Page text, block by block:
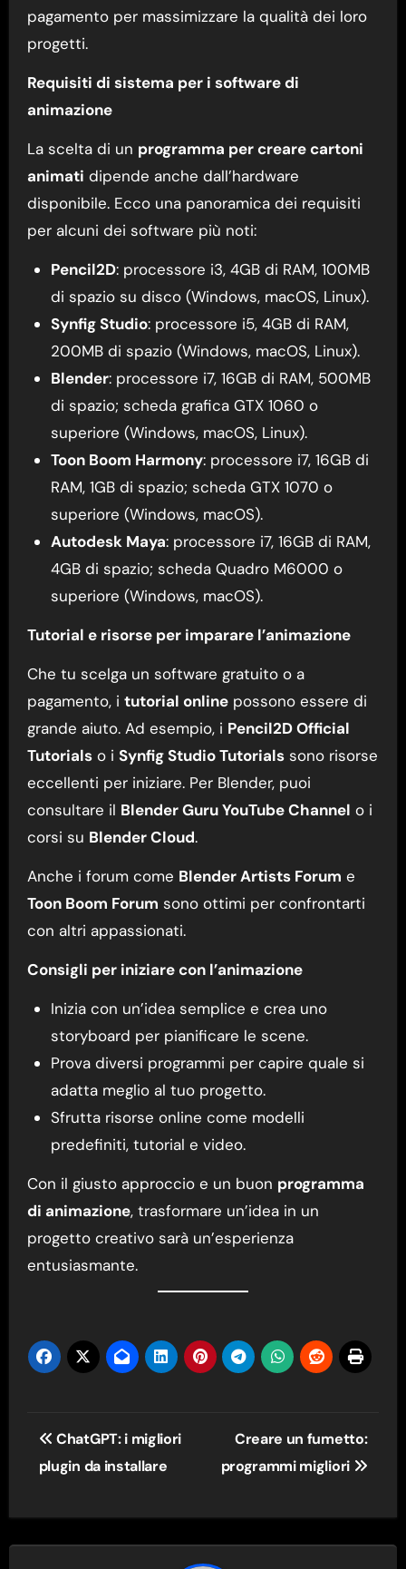
pagamento per massimizzare la qualità dei loro
progetti.
Requisiti di sistema per i software di
animazione
La scelta di un programma per creare cartoni
animati dipende anche dall’hardware
disponibile. Ecco una panoramica dei requisiti
per alcuni dei software più noti:
Pencil2D: processore i3, 4GB di RAM, 100MB
di spazio su disco (Windows, macOS, Linux).
Synfig Studio: processore i5, 4GB di RAM,
200MB di spazio (Windows, macOS, Linux).
Blender: processore i7, 16GB di RAM, 500MB
di spazio; scheda grafica GTX 1060 o
superiore (Windows, macOS, Linux).
Toon Boom Harmony: processore i7, 16GB di
RAM, 1GB di spazio; scheda GTX 1070 o
superiore (Windows, macOS).
Autodesk Maya: processore i7, 16GB di RAM,
4GB di spazio; scheda Quadro M6000 o
superiore (Windows, macOS).
Tutorial e risorse per imparare l’animazione
Che tu scelga un software gratuito o a
pagamento, i tutorial onlinepossono essere di
grande aiuto. Ad esempio, i Pencil2D Official
Tutorialso i Synfig Studio Tutorialssono risorse
eccellenti per iniziare. Per Blender, puoi
consultare il Blender Guru YouTube Channel o i
corsi su Blender Cloud.
Anche i forum come Blender Artists Forum e
Toon Boom Forum sono ottimi per confrontarti
con altri appassionati.
Consigli per iniziare con l’animazione
Inizia con un’idea semplice e crea uno
storyboard per pianificare le scene.
Prova diversi programmi per capire quale si
adatta meglio al tuo progetto.
Sfrutta risorse online come modelli
predefiniti, tutorial e video.
Con il giusto approccio e un buon programma
di animazione, trasformare un’idea in un
progetto creativo sarà un’esperienza
entusiasmante.
Navigazione
articoli
ChatGPT: i migliori
plugin da installare
Creare un fumetto:
programmi migliori